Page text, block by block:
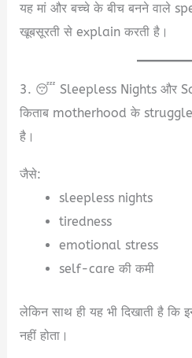
यह मां और बच्चे के बीच बनने वाले
खूबसूरती से explain करती है।
3. 😴 Sleepless Nights और
किताब motherhood के
है।
जैसे:
sleepless nights
tiredness
emotional stress
self-care की कमी
लेकिन साथ ही यह भी दिखाती है कि
नहीं होता।